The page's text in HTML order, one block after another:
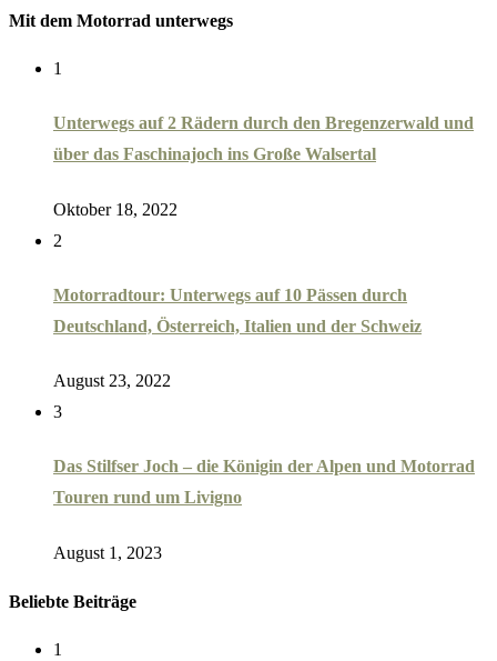
Mit dem Motorrad unterwegs
1
Unterwegs auf 2 Rädern durch den Bregenzerwald und
über das Faschinajoch ins Große Walsertal
Oktober 18, 2022
2
Motorradtour: Unterwegs auf 10 Pässen durch
Deutschland, Österreich, Italien und der Schweiz
August 23, 2022
3
Das Stilfser Joch – die Königin der Alpen und Motorrad
Touren rund um Livigno
August 1, 2023
Beliebte Beiträge
1